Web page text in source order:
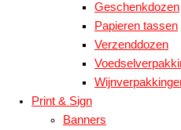
Geschenkdozen
Papieren tassen
Verzenddozen
Print & Sign
Banners